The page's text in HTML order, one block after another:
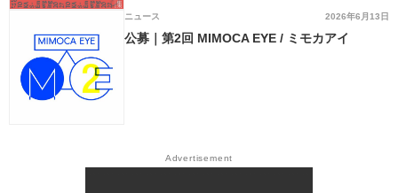
2026年6月13日
ニュース
公募｜第2回 MIMOCA EYE / ミモカアイ
Advertisement